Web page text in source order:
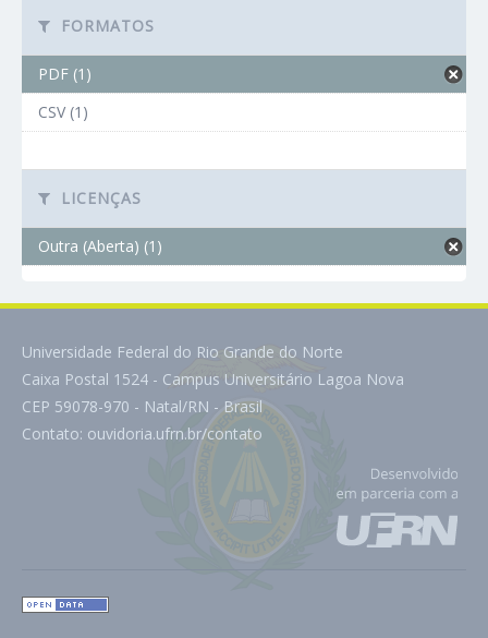
FORMATOS
PDF (1)
CSV (1)
LICENÇAS
Outra (Aberta) (1)
Universidade Federal do Rio Grande do Norte
Caixa Postal 1524 - Campus Universitário Lagoa Nova
CEP 59078-970 - Natal/RN - Brasil
Contato: ouvidoria.ufrn.br/contato